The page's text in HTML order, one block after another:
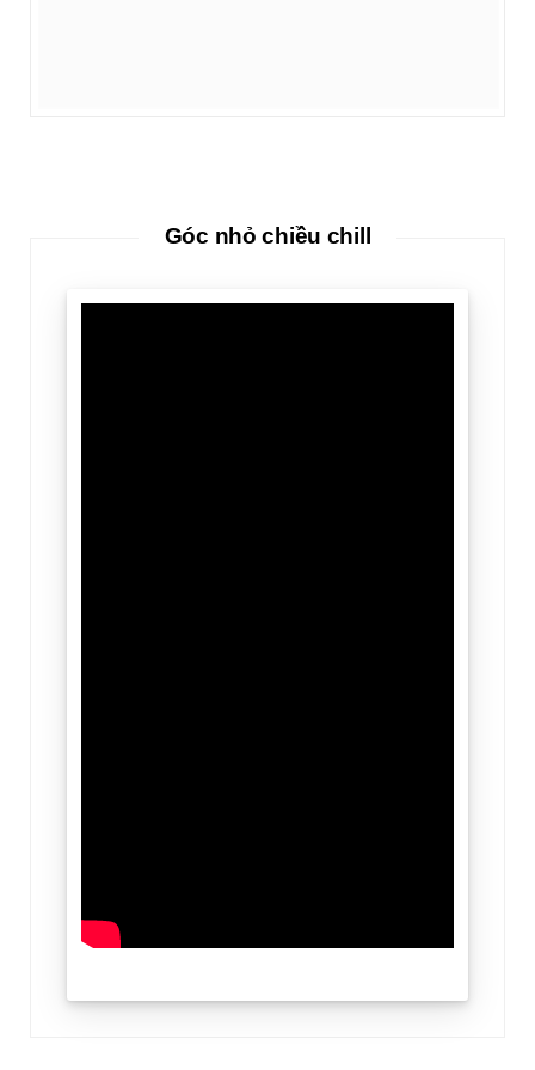
Góc nhỏ chiều chill